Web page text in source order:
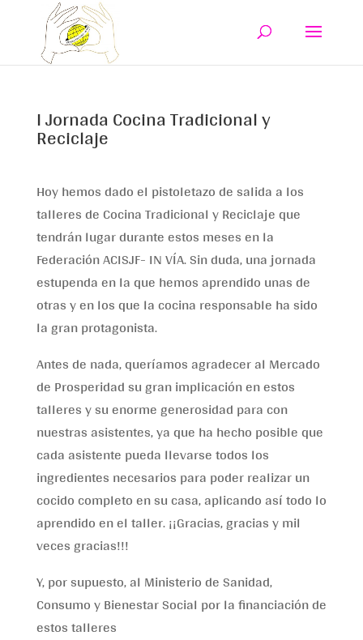
I Jornada Cocina Tradicional y
Reciclaje
Hoy hemos dado el pistoletazo de salida a los
talleres de Cocina Tradicional y Reciclaje que
tendrán lugar durante estos meses en la
Federación ACISJF- IN VÍA. Sin duda, una jornada
estupenda en la que hemos aprendido unas de
otras y en los que la cocina responsable ha sido
la gran protagonista.
Antes de nada, queríamos agradecer al Mercado
de Prosperidad su gran implicación en estos
talleres y su enorme generosidad para con
nuestras asistentes, ya que ha hecho posible que
cada asistente pueda llevarse todos los
ingredientes necesarios para poder realizar un
cocido completo en su casa, aplicando así todo lo
aprendido en el taller. ¡¡Gracias, gracias y mil
veces gracias!!!
Y, por supuesto, al Ministerio de Sanidad,
Consumo y Bienestar Social por la financiación de
estos talleres